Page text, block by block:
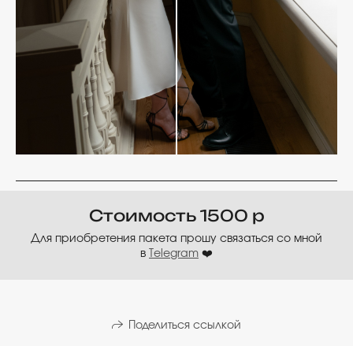
Стоимость 1500 р
Для приобретения пакета прошу связаться со мной
в
Telegram ❤️
Поделиться ссылкой